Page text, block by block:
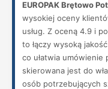
EUROPAK Brętowo
wysokiej oceny
usług. Z oceną 4.9 i
to łączy wysoką
co ułatwia
skierowana jest do
osób potrzebujących